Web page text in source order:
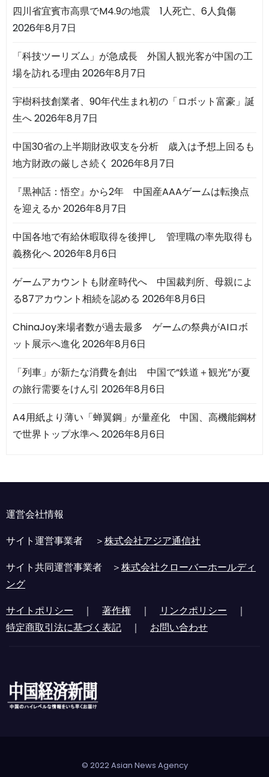
四川省宜賓市高県でM4.9の地震 1人死亡、6人負傷
2026年8月7日
「科技ツーリズム」が急成長 外国人観光客が中国の工
場を訪れる理由 2026年8月7日
宇樹科技創業者、90年代生まれ初の「ロボット富豪」誕
生へ2026年8月7日
中国30省の上半期財政収支を分析 歳入は予想上回るも
地方財政の厳しさ続く 2026年8月7日
『黒神話：悟空』から2年 中国産AAAゲームは転換点
を迎えるか2026年8月7日
中国各地で有給休暇取得を後押し 管理職の率先取得も
義務化へ2026年8月6日
ゲームアカウントも財産時代へ 中国裁判所、母親によ
る87アカウント相続を認める 2026年8月6日
ChinaJoy来場者数が過去最多 ゲームの祭典がAIロボ
ット展示へ進化2026年8月6日
「列車」が新たな消費を創出 中国で“鉄道＋観光”が夏
の旅行需要をけん引 2026年8月6日
A4用紙より薄い「蝉翼鋼」が量産化 中国、高機能鋼材
で世界トップ水準へ2026年8月6日
運営会社情報
サイト運営事業者 ＞株式会社アジア通信社
サイト共同運営事業者 ＞株式会社クローバーホールディ
ング
サイトポリシー ｜ 著作権 ｜ リンクポリシー ｜
特定商取引法に基づく表記 ｜ お問い合わせ
© 2022 Asian News Agency